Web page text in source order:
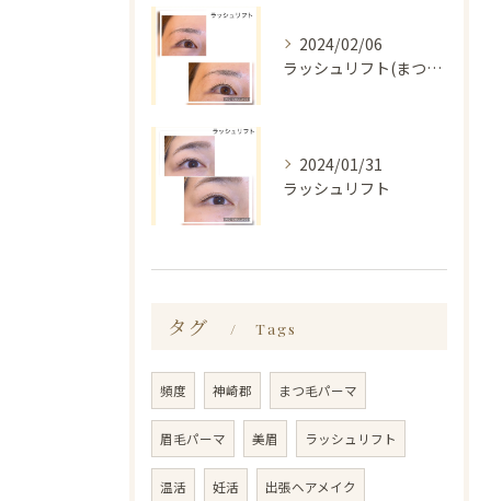
2024/02/06
ラッシュリフト(まつ毛パーマ)
2024/01/31
ラッシュリフト
タグ Tags
頻度 神崎郡 まつ毛パーマ
眉毛パーマ 美眉 ラッシュリフト
温活 妊活 出張ヘアメイク